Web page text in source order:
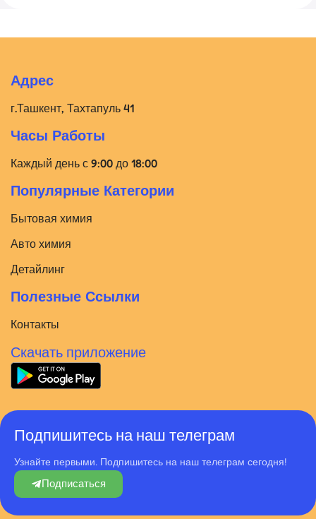
Адрес
г.Ташкент, Тахтапуль 41
Часы Работы
Каждый день с 9:00 до 18:00
Популярные Категории
Бытовая химия
Авто химия
Детайлинг
Полезные Ссылки
Контакты
Скачать приложение
Подпишитесь на наш телеграм
Узнайте первыми. Подпишитесь на наш телеграм сегодня!
Подписаться